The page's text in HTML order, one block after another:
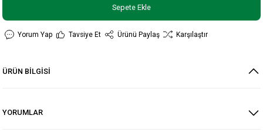
Sepete Ekle
Yorum Yap Tavsiye Et Ürünü Paylaş Karşılaştır
ÜRÜN BİLGİSİ
YORUMLAR